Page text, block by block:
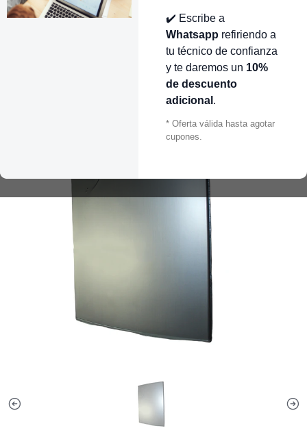
✔️ Escribe a
Whatsapp refiriendo a
tu técnico de confianza
y te daremos un 10%
de descuento
adicional .
* Oferta válida hasta agotar
cupones.